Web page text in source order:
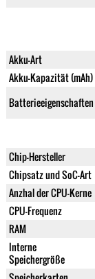
Akku-Art
Akku-Kapazität (mAh)
Batterieeigenschaften
Chip-Hersteller
Chipsatz und SoC-Art
Anzhal der CPU-Kerne
CPU-Frequenz
RAM
Interne
Speichergröße